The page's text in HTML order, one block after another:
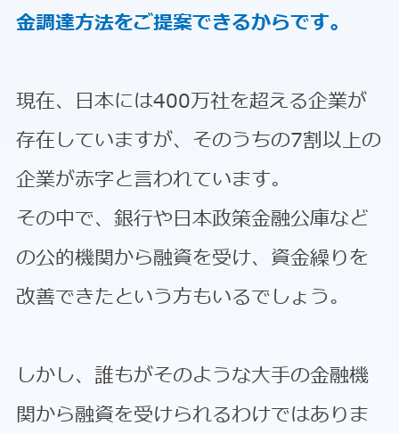
金調達方法をご提案できるからです。
現在、日本には400万社を超える企業が
存在していますが、そのうちの7割以上の
企業が赤字と言われています。
その中で、銀行や日本政策金融公庫など
の公的機関から融資を受け、資金繰りを
改善できたという方もいるでしょう。
しかし、誰もがそのような大手の金融機
関から融資を受けられるわけではありま